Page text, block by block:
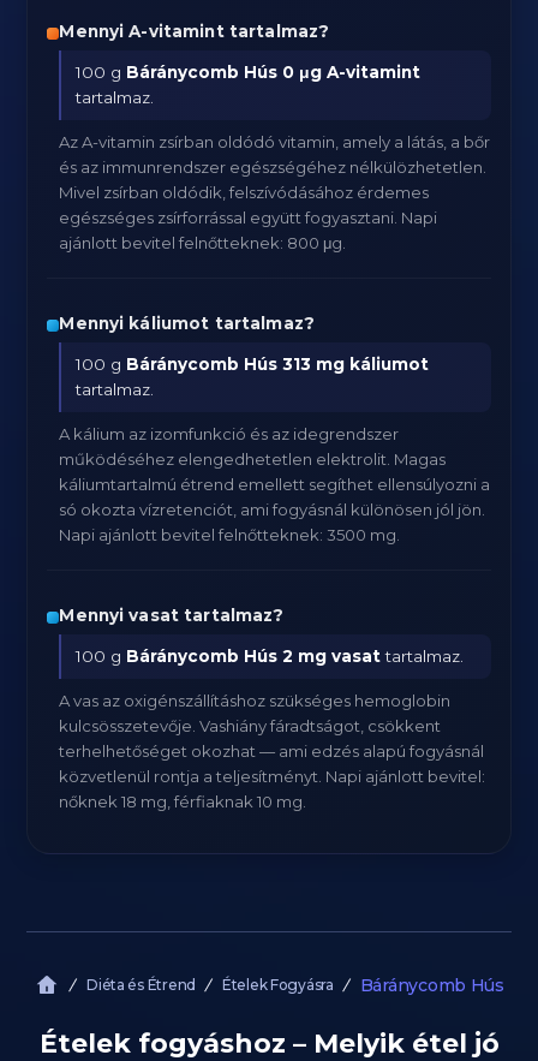
Mennyi A-vitamint tartalmaz?
100 g Báránycomb Hús 0 μg A-vitamint
tartalmaz.
Az A-vitamin zsírban oldódó vitamin, amely a látás, a bőr
és az immunrendszer egészségéhez nélkülözhetetlen.
Mivel zsírban oldódik, felszívódásához érdemes
egészséges zsírforrással együtt fogyasztani. Napi
ajánlott bevitel felnőtteknek: 800 μg.
Mennyi káliumot tartalmaz?
100 g Báránycomb Hús 313 mg káliumot
tartalmaz.
A kálium az izomfunkció és az idegrendszer
működéséhez elengedhetetlen elektrolit. Magas
káliumtartalmú étrend emellett segíthet ellensúlyozni a
só okozta vízretenciót, ami fogyásnál különösen jól jön.
Napi ajánlott bevitel felnőtteknek: 3500 mg.
Mennyi vasat tartalmaz?
100 g Báránycomb Hús 2 mg vasattartalmaz.
A vas az oxigénszállításhoz szükséges hemoglobin
kulcsösszetevője. Vashiány fáradtságot, csökkent
terhelhetőséget okozhat — ami edzés alapú fogyásnál
közvetlenül rontja a teljesítményt. Napi ajánlott bevitel:
nőknek 18 mg, férfiaknak 10 mg.
Diéta és Étrend Ételek Fogyásra Báránycomb Hús
Ételek fogyáshoz – Melyik étel jó